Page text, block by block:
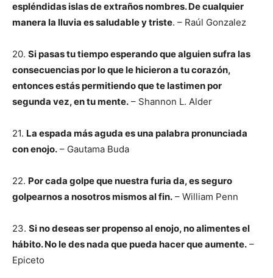
espléndidas islas de extraños nombres. De cualquier
manera la lluvia es saludable y triste. – Raúl Gonzalez
20. Si pasas tu tiempo esperando que alguien sufra las
consecuencias por lo que le hicieron a tu corazón,
entonces estás permitiendo que te lastimen por
segunda vez, en tu mente. – Shannon L. Alder
21. La espada más aguda es una palabra pronunciada
con enojo. – Gautama Buda
22. Por cada golpe que nuestra furia da, es seguro
golpearnos a nosotros mismos al fin. – William Penn
23. Si no deseas ser propenso al enojo, no alimentes el
hábito. No le des nada que pueda hacer que aumente. –
Epiceto